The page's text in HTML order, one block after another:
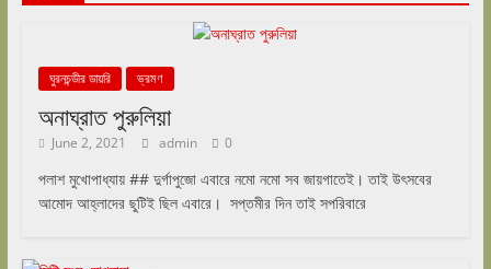
ঘুরনচন্ডীর ডায়রি ভ্রমণ
অনাঘ্রাত পুরুলিয়া
June 2, 2021 admin 0
পলাশ মুখোপাধ্যায় ## দুর্গাপুজো এবারে নমো নমো সব জায়গাতেই। তাই উৎসবের
আমোদ আহ্লাদের ছুটিই ছিল এবারে। সপ্তমীর দিন তাই সপরিবারে